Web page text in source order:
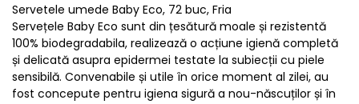
Servetele umede Baby Eco, 72 buc, Fria
Servețele Baby Eco sunt din țesătură moale și rezistentă
100% biodegradabila, realizează o acțiune igienă completă
și delicată asupra epidermei testate la subiecții cu piele
sensibilă. Convenabile și utile în orice moment al zilei, au
fost concepute pentru igiena sigură a nou-născuților și în